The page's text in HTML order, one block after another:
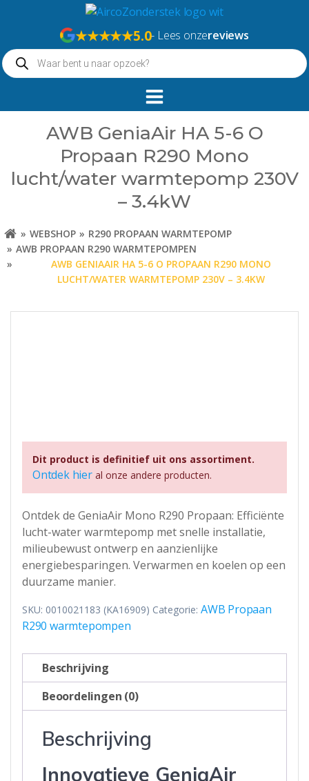
springen
★★★★★5.0- Lees onzereviews
Producten
zoeken
AWB GeniaAir HA 5-6 O
Propaan R290 Mono
lucht/water warmtepomp 230V
– 3.4kW
WEBSHOP
R290 PROPAAN WARMTEPOMP
AWB PROPAAN R290 WARMTEPOMPEN
AWB GENIAAIR HA 5-6 O PROPAAN R290 MONO
LUCHT/WATER WARMTEPOMP 230V – 3.4KW
Dit product is definitief uit ons assortiment.
Ontdek hieral onze andere producten.
Ontdek de GeniaAir Mono R290 Propaan: Efficiënte
lucht-water warmtepomp met snelle installatie,
milieubewust ontwerp en aanzienlijke
energiebesparingen. Verwarmen en koelen op een
duurzame manier.
SKU: 0010021183 (KA16909) Categorie: AWB Propaan
R290 warmtepompen
Beschrijving
Beoordelingen (0)
Beschrijving
Innovatieve GeniaAir